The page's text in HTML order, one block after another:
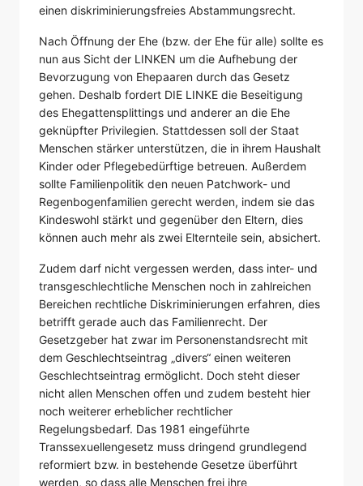
einen diskriminierungsfreies Abstammungsrecht.
Nach Öffnung der Ehe (bzw. der Ehe für alle) sollte es
nun aus Sicht der LINKEN um die Aufhebung der
Bevorzugung von Ehepaaren durch das Gesetz
gehen. Deshalb fordert DIE LINKE die Beseitigung
des Ehegattensplittings und anderer an die Ehe
geknüpfter Privilegien. Stattdessen soll der Staat
Menschen stärker unterstützen, die in ihrem Haushalt
Kinder oder Pflegebedürftige betreuen. Außerdem
sollte Familienpolitik den neuen Patchwork- und
Regenbogenfamilien gerecht werden, indem sie das
Kindeswohl stärkt und gegenüber den Eltern, dies
können auch mehr als zwei Elternteile sein, absichert.
Zudem darf nicht vergessen werden, dass inter- und
transgeschlechtliche Menschen noch in zahlreichen
Bereichen rechtliche Diskriminierungen erfahren, dies
betrifft gerade auch das Familienrecht. Der
Gesetzgeber hat zwar im Personenstandsrecht mit
dem Geschlechtseintrag „divers“ einen weiteren
Geschlechtseintrag ermöglicht. Doch steht dieser
nicht allen Menschen offen und zudem besteht hier
noch weiterer erheblicher rechtlicher
Regelungsbedarf. Das 1981 eingeführte
Transsexuellengesetz muss dringend grundlegend
reformiert bzw. in bestehende Gesetze überführt
werden, so dass alle Menschen frei ihre